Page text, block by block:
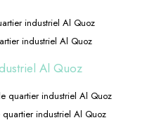
industriel Al Quoz
industriel Al Quoz